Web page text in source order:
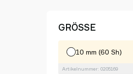
GRÖSSE
10 mm (60 Sh)
Artikelnummer: 0205169